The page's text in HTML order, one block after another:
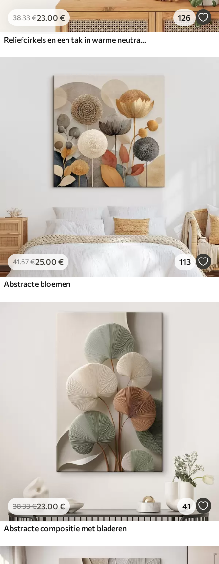
38.33€23.00 € 126
Reliefcirkels en een tak in warme neutrale tinten
41.67€25.00 € 113
Abstracte bloemen
38.33€23.00 € 41
Abstracte compositie met bladeren